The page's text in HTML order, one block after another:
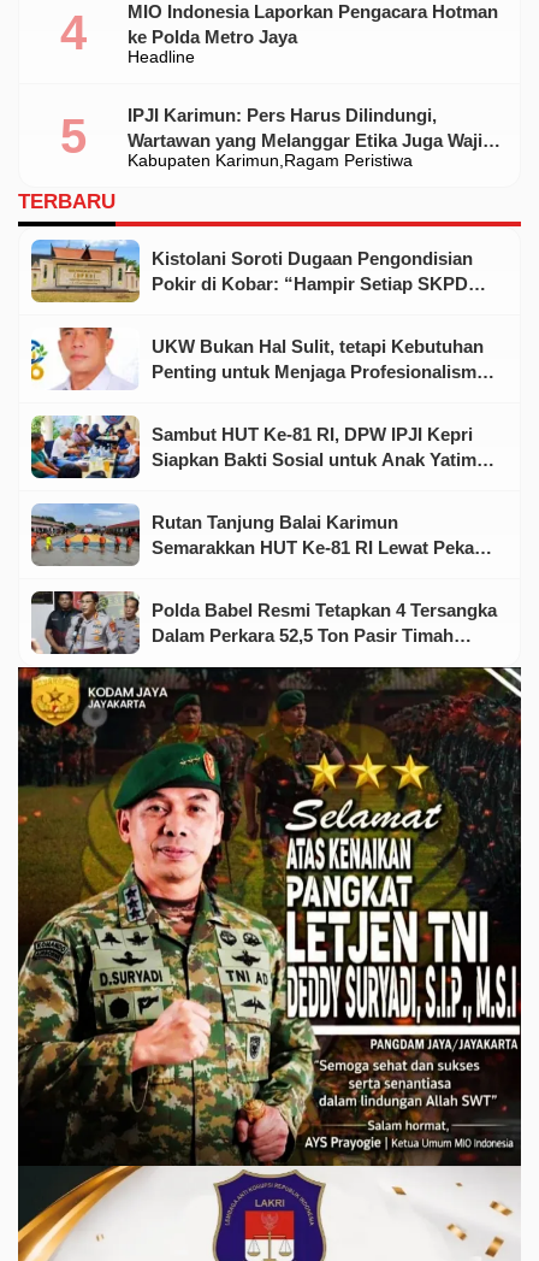
Headline
MIO Indonesia Laporkan Pengacara Hotman
ke Polda Metro Jaya
Kabupaten Karimun Ragam Peristiwa
IPJI Karimun: Pers Harus Dilindungi,
Wartawan yang Melanggar Etika Juga Wajib
Dikoreksi
TERBARU
Kistolani Soroti Dugaan Pengondisian
Pokir di Kobar: “Hampir Setiap SKPD
UKW Bukan Hal Sulit, tetapi Kebutuhan
Penting untuk Menjaga Profesionalisme
Sambut HUT Ke-81 RI, DPW IPJI Kepri
Siapkan Bakti Sosial untuk Anak Yatim
Rutan Tanjung Balai Karimun
Semarakkan HUT Ke-81 RI Lewat Pekan
Polda Babel Resmi Tetapkan 4 Tersangka
Dalam Perkara 52,5 Ton Pasir Timah